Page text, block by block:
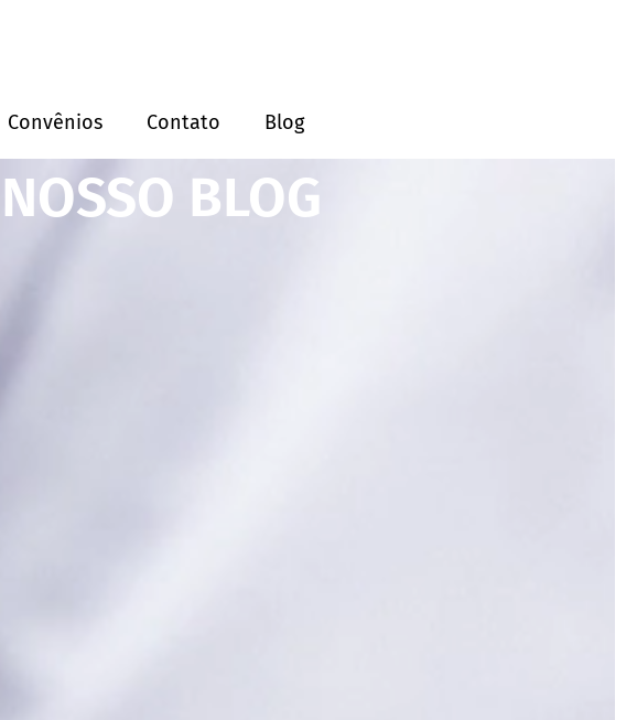
Convênios Contato Blog
NOSSO BLOG